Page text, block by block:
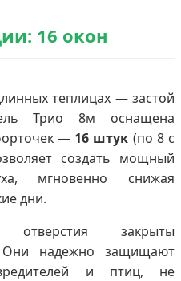
16 окон
теплицах — застой
Трио 8м оснащена
— 16 штук (по 8 с
создать мощный
мгновенно снижая
дни.
отверстия закрыты
надежно защищают
и птиц, не